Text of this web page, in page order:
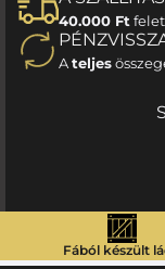
40.000 Ft
Ateljes
Fából készült